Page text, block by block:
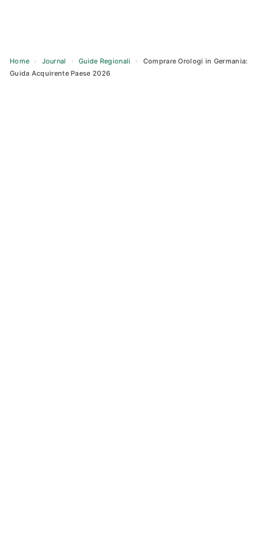
Home › Journal › Guide Regionali ›
Comprare Orologi in Germania:
Guida Acquirente Paese 2026